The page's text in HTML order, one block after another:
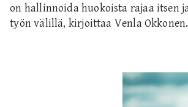
on hallinnoida huokoista rajaa itsen
työn välillä, kirjoittaa Venla Okkonen.